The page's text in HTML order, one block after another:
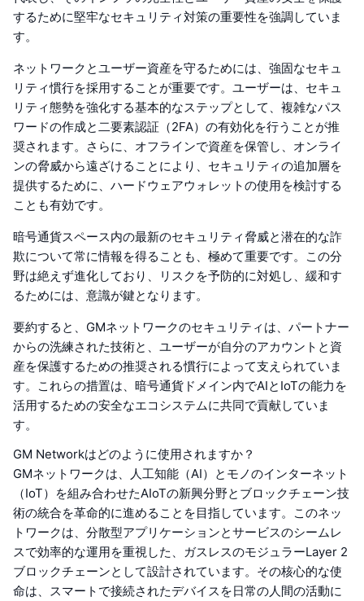
するために堅牢なセキュリティ対策の重要性を強調していま
す。
ネットワークとユーザー資産を守るためには、強固なセキュ
リティ慣行を採用することが重要です。ユーザーは、セキュ
リティ態勢を強化する基本的なステップとして、複雑なパス
ワードの作成と二要素認証（2FA）の有効化を行うことが推
奨されます。さらに、オフラインで資産を保管し、オンライ
ンの脅威から遠ざけることにより、セキュリティの追加層を
提供するために、ハードウェアウォレットの使用を検討する
ことも有効です。
暗号通貨スペース内の最新のセキュリティ脅威と潜在的な詐
欺について常に情報を得ることも、極めて重要です。この分
野は絶えず進化しており、リスクを予防的に対処し、緩和す
るためには、意識が鍵となります。
要約すると、GMネットワークのセキュリティは、パートナー
からの洗練された技術と、ユーザーが自分のアカウントと資
産を保護するための推奨される慣行によって支えられていま
す。これらの措置は、暗号通貨ドメイン内でAIとIoTの能力を
活用するための安全なエコシステムに共同で貢献していま
す。
GM Networkはどのように使用されますか？
GMネットワークは、人工知能（AI）とモノのインターネット
（IoT）を組み合わせたAIoTの新興分野とブロックチェーン技
術の統合を革命的に進めることを目指しています。このネッ
トワークは、分散型アプリケーションとサービスのシームレ
スで効率的な運用を重視した、ガスレスのモジュラーLayer 2
ブロックチェーンとして設計されています。その核心的な使
命は、スマートで接続されたデバイスを日常の人間の活動に